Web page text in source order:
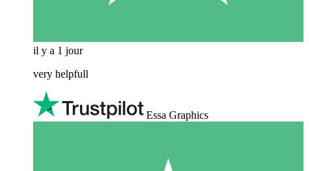
il y a 1 jour
very helpfull
Essa Graphics